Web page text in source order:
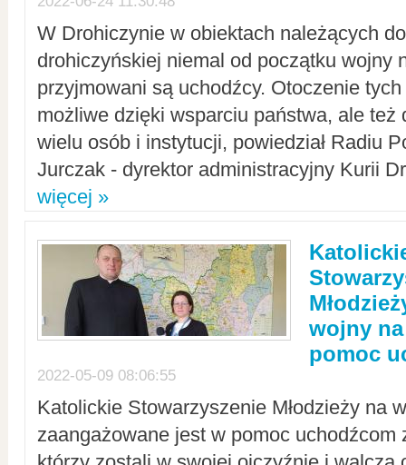
W Drohiczynie w obiektach należących
drohiczyńskiej niemal od początku wojny
przyjmowani są uchodźcy. Otoczenie
możliwe dzięki wsparciu państwa, ale też
wielu osób i instytucji, powiedział Radiu
Jurczak - dyrektor administracyjny Kurii
więcej »
wojny
pomoc
2022-05-09 08:06:55
Katolickie Stowarzyszenie Młodzieży na
zaangażowane jest w pomoc uchodźcom